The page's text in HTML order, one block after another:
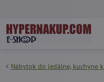
Nábytok do jedálne, kuchyne